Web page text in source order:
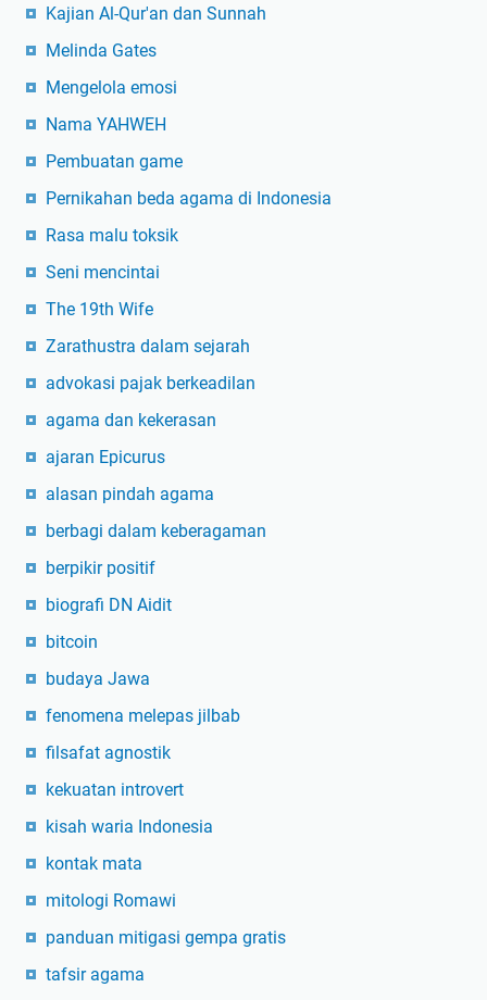
Kajian Al-Qur'an dan Sunnah
Melinda Gates
Mengelola emosi
Nama YAHWEH
Pembuatan game
Pernikahan beda agama di Indonesia
Rasa malu toksik
Seni mencintai
The 19th Wife
Zarathustra dalam sejarah
advokasi pajak berkeadilan
agama dan kekerasan
ajaran Epicurus
alasan pindah agama
berbagi dalam keberagaman
berpikir positif
biografi DN Aidit
bitcoin
budaya Jawa
fenomena melepas jilbab
filsafat agnostik
kekuatan introvert
kisah waria Indonesia
kontak mata
mitologi Romawi
panduan mitigasi gempa gratis
tafsir agama